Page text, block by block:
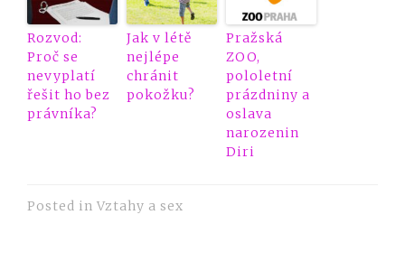
Rozvod:
Proč se
nevyplatí
řešit ho bez
právníka?
Jak v létě
nejlépe
chránit
pokožku?
Pražská
ZOO,
pololetní
prázdniny a
oslava
narozenin
Diri
Posted in Vztahy a sex